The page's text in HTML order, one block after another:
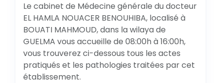
Le cabinet de Médecine générale du docteur
EL HAMLA NOUACER BENOUHIBA, localisé à
BOUATI MAHMOUD, dans la wilaya de
GUELMA vous accueille de 08:00h à 16:00h,
vous trouverez ci-dessous tous les actes
pratiqués et les pathologies traitées par cet
établissement.